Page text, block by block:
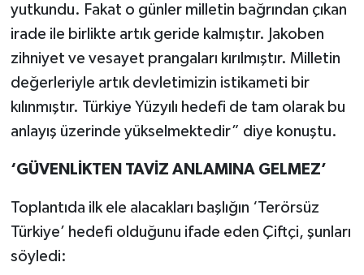
yutkundu. Fakat o günler milletin bağrından çıkan
irade ile birlikte artık geride kalmıştır. Jakoben
zihniyet ve vesayet prangaları kırılmıştır. Milletin
değerleriyle artık devletimizin istikameti bir
kılınmıştır. Türkiye Yüzyılı hedefi de tam olarak bu
anlayış üzerinde yükselmektedir” diye konuştu.
‘GÜVENLİKTEN TAVİZ ANLAMINA GELMEZ’
Toplantıda ilk ele alacakları başlığın ‘Terörsüz
Türkiye’ hedefi olduğunu ifade eden Çiftçi, şunları
söyledi: